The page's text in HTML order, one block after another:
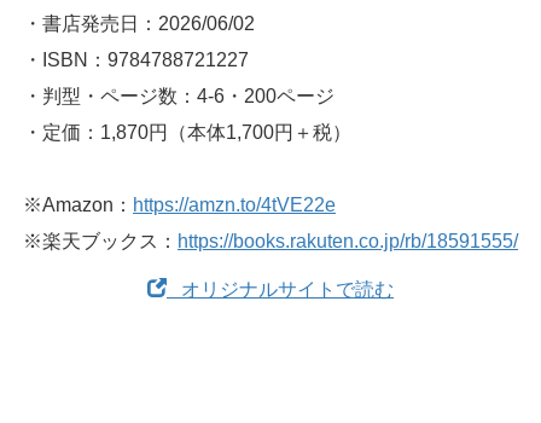
・書店発売日：2026/06/02
・ISBN：9784788721227
・判型・ページ数：4-6・200ページ
・定価：1,870円（本体1,700円＋税）
※Amazon： https://amzn.to/4tVE22e
※楽天ブックス： https://books.rakuten.co.jp/rb/18591555/
オリジナルサイトで読む